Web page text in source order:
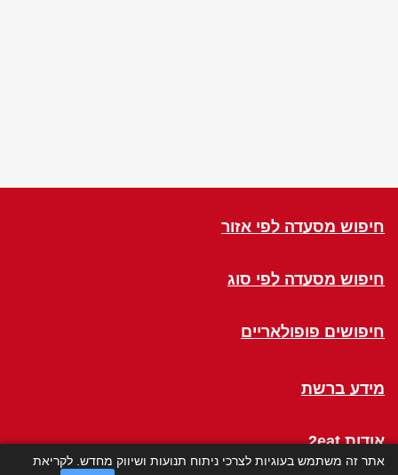
חיפוש מסעדה לפי אזור
חיפוש מסעדה לפי סוג
חיפושים פופולאריים
מידע ברשת
אודות 2eat
אתר זה משתמש בעוגיות לצרכי ניתוח תנועות ושיווק מחדש. לקריאת